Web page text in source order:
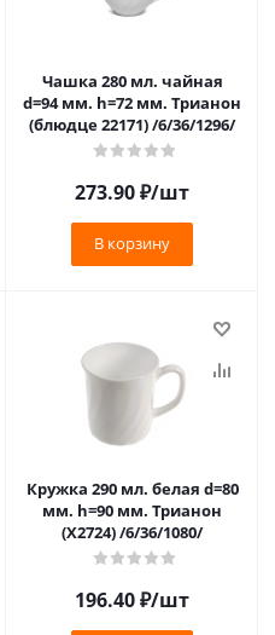
Чашка 280 мл. чайная
d=94 мм. h=72 мм. Трианон
(блюдце 22171) /6/36/1296/
273.90₽/шт
В корзину
Кружка 290 мл. белая d=80
мм. h=90 мм. Трианон
(X2724) /6/36/1080/
196.40₽/шт